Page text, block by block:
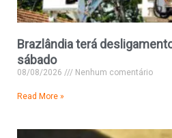
Brazlândia terá
sábado
08/08/2026 Nenhum comentário
Read More »